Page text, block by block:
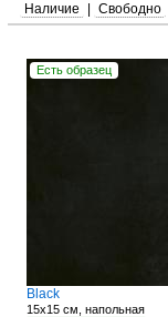
Наличие Свободно
Есть образец
Black
15x15 см, напольная